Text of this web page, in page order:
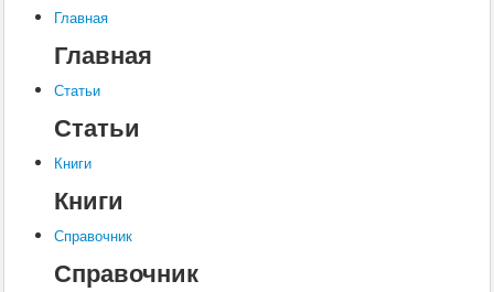
Книги
Услуги
Контакты
Шкатулки
Главная
Главная
Статьи
Статьи
Книги
Книги
Справочник
Справочник